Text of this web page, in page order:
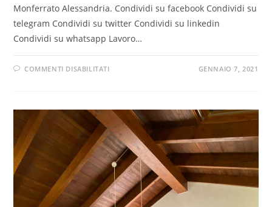
Monferrato Alessandria. Condividi su facebook Condividi su
telegram Condividi su twitter Condividi su linkedin
Condividi su whatsapp Lavoro…
COMMENTI DISABILITATI GENNAIO 7, 2021